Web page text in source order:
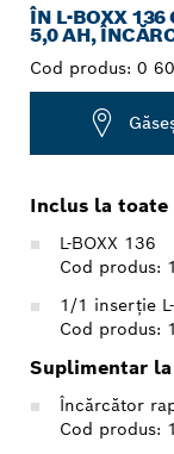
ÎN L-BOXX 136
5,0 AH,
Cod produs: 0
Inclus la toate
L-BOXX 136
Cod produs:
1/1 inserţie
Cod produs:
Suplimentar
Încărcător
Cod produs: